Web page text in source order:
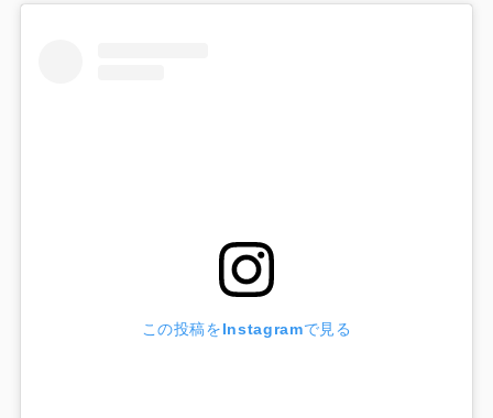
この投稿をInstagramで見る